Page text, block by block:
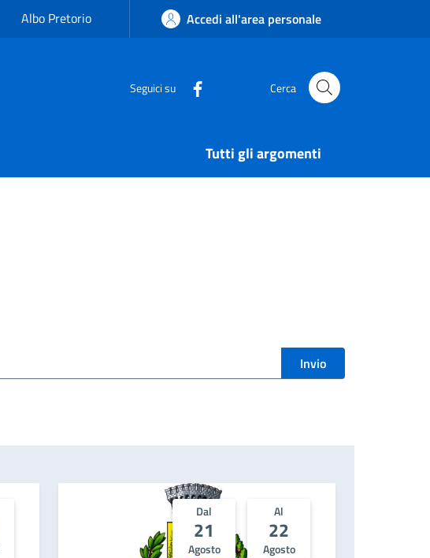
Albo Pretorio Accedi all'area personale
Seguici su Cerca
Tutti gli argomenti
Dal
21
Agosto
Al
22
Agosto